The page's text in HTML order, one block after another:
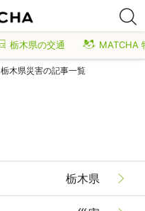
栃木県の交通 MATCHA
栃木県災害の記事一覧
栃木県